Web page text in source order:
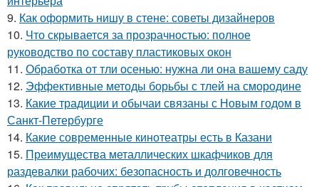
9. Как оформить нишу в стене: советы дизайнеров
10. Что скрывается за прозрачностью: полное
руководство по составу пластиковых окон
11. Обработка от тли осенью: нужна ли она вашему саду
12. Эффективные методы борьбы с тлей на смородине
13. Какие традиции и обычаи связаны с Новым годом в
Санкт-Петербурге
14. Какие современные кинотеатры есть в Казани
15. Преимущества металлических шкафчиков для
раздевалки рабочих: безопасность и долговечность